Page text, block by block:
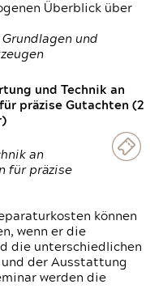
Überblick über
Grundlagen und
und Technik an
präzise Gutachten (2
an
für präzise
können
wenn er die
die unterschiedlichen
der Ausstattung
werden die